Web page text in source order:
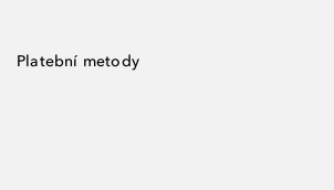
Platební metody